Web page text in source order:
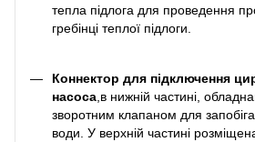
тепла підлога для проведення
гребінці теплої підлоги.
Коннектор для підключення
насоса,в нижній частині,
зворотним клапаном для
води. У верхній частині